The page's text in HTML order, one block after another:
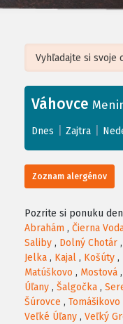
+
−
Leaflet| ©OpenStreetMap,
Váhovce
Dnes Zajtra
Zoznam alergénov
Pozrite si ponuku
Abrahám , Čierna
Saliby , Dolný Chotár ,
Jelka , Kajal , Košúty ,
Matúškovo , Mostová ,
Úľany , Šalgočka ,
Šúrovce , Tomášikovo
Veľké Úľany , Veľký